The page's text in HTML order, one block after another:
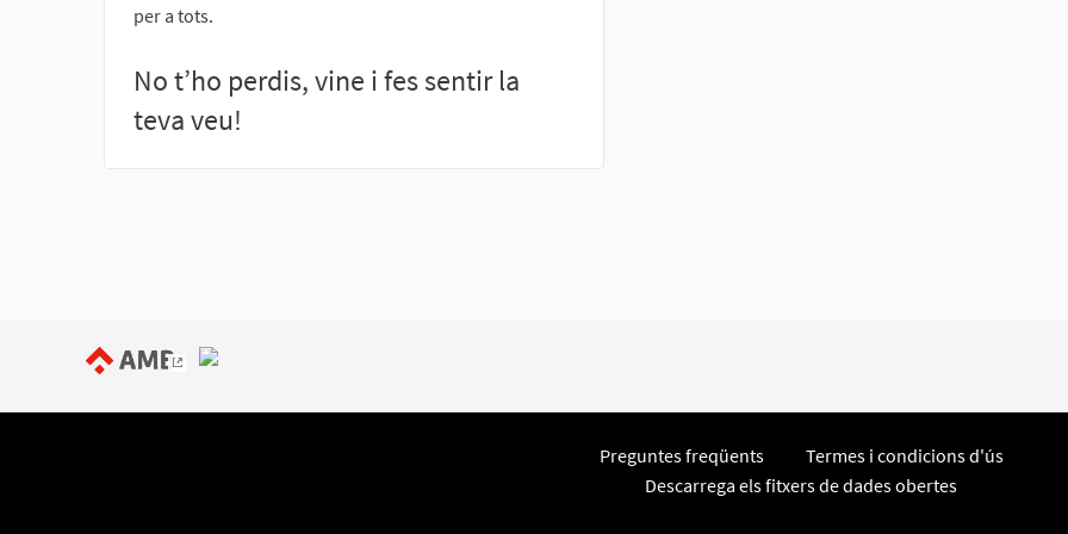
per a tots.
No t’ho perdis, vine i fes sentir la
teva veu!
Preguntes freqüents
Termes i condicions d'ús
Descarrega els fitxers de dades obertes